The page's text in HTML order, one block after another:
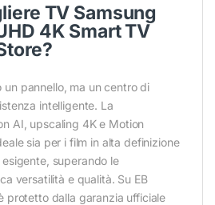
TV Samsung
4K Smart TV
un pannello, ma un centro di
intelligente. La
AI, upscaling 4K e Motion
sia per i film in alta definizione
superando le
versatilità e qualità. Su EB
protetto dalla garanzia ufficiale